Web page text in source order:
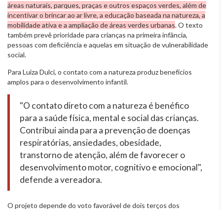
áreas naturais, parques, praças e outros espaços verdes, além de
incentivar o brincar ao ar livre, a educação baseada na natureza, a
mobilidade ativa e a ampliação de áreas verdes urbanas. O texto
também prevê prioridade para crianças na primeira infância,
pessoas com deficiência e aquelas em situação de vulnerabilidade
social.
Para Luiza Dulci, o contato com a natureza produz benefícios
amplos para o desenvolvimento infantil.
"O contato direto com a natureza é benéfico
para a saúde física, mental e social das crianças.
Contribui ainda para a prevenção de doenças
respiratórias, ansiedades, obesidade,
transtorno de atenção, além de favorecer o
desenvolvimento motor, cognitivo e emocional",
defende a vereadora.
O projeto depende do voto favorável de dois terços dos